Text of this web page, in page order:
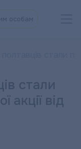
особам
стали
акції від